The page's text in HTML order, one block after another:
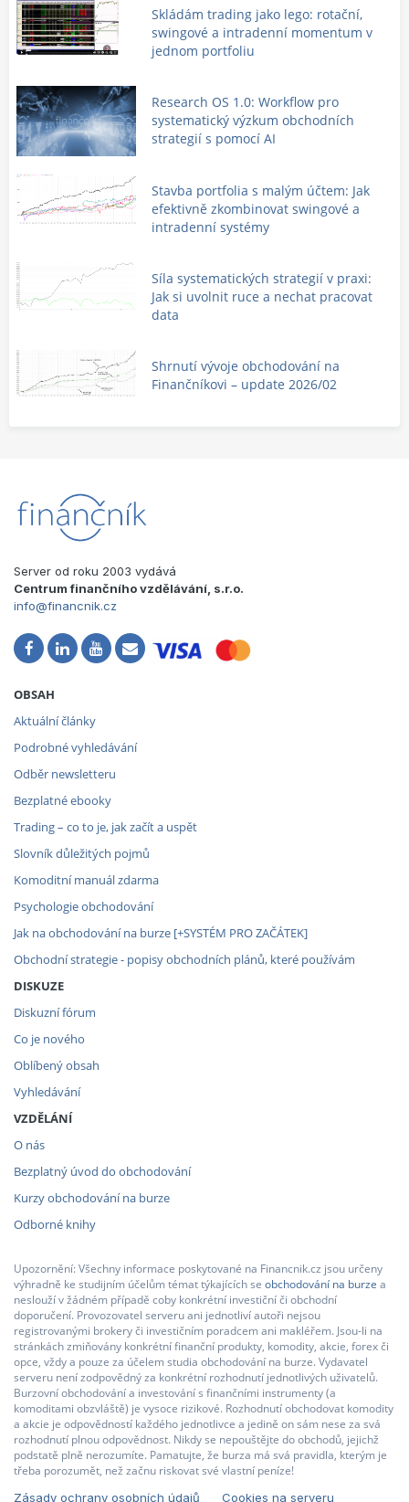
Skládám trading jako lego: rotační,
swingové a intradenní momentum v
jednom portfoliu
Research OS 1.0: Workflow pro
systematický výzkum obchodních
strategií s pomocí AI
Stavba portfolia s malým účtem: Jak
efektivně zkombinovat swingové a
intradenní systémy
Síla systematických strategií v praxi:
Jak si uvolnit ruce a nechat pracovat
data
Shrnutí vývoje obchodování na
Finančníkovi – update 2026/02
Server od roku 2003 vydává
Centrum finančního vzdělávání, s.r.o.
info@financnik.cz
OBSAH
Aktuální články
Podrobné vyhledávání
Odběr newsletteru
Bezplatné ebooky
Trading – co to je, jak začít a uspět
Slovník důležitých pojmů
Komoditní manuál zdarma
Psychologie obchodování
Jak na obchodování na burze [+SYSTÉM PRO ZAČÁTEK]
Obchodní strategie - popisy obchodních plánů, které používám
DISKUZE
Diskuzní fórum
Co je nového
Oblíbený obsah
Vyhledávání
VZDĚLÁNÍ
O nás
Bezplatný úvod do obchodování
Kurzy obchodování na burze
Odborné knihy
Upozornění: Všechny informace poskytované na Financnik.cz jsou určeny
výhradně ke studijním účelům témat týkajících se obchodování na burze a
neslouží v žádném případě coby konkrétní investiční či obchodní
doporučení. Provozovatel serveru ani jednotliví autoři nejsou
registrovanými brokery či investičním poradcem ani makléřem. Jsou-li na
stránkách zmiňovány konkrétní finanční produkty, komodity, akcie, forex či
opce, vždy a pouze za účelem studia obchodování na burze. Vydavatel
serveru není zodpovědný za konkrétní rozhodnutí jednotlivých uživatelů.
Burzovní obchodování a investování s finančními instrumenty (a
komoditami obzvláště) je vysoce rizikové. Rozhodnutí obchodovat komodity
a akcie je odpovědností každého jednotlivce a jedině on sám nese za svá
rozhodnutí plnou odpovědnost. Nikdy se nepouštějte do obchodů, jejichž
podstatě plně nerozumíte. Pamatujte, že burza má svá pravidla, kterým je
třeba porozumět, než začnu riskovat své vlastní peníze!
Zásady ochrany osobních údajů Cookies na serveru